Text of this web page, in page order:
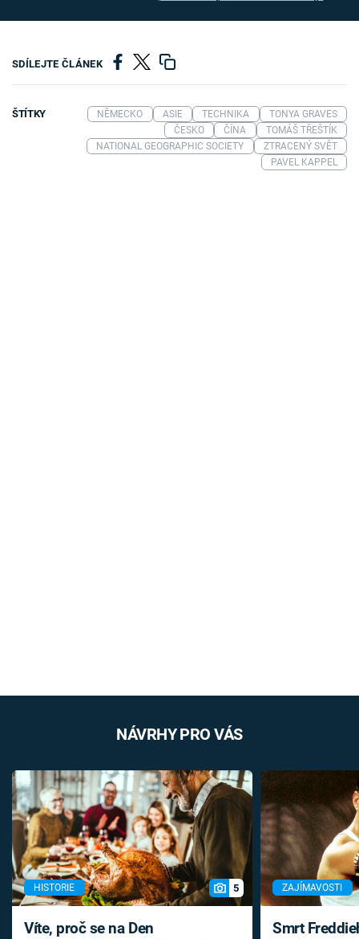
SDÍLEJTE ČLÁNEK
ŠTÍTKY NĚMECKO ASIE TECHNIKA
TONYA GRAVES
ČESKO
ČÍNA
TOMÁŠ TŘEŠTÍK
NATIONAL GEOGRAPHIC SOCIETY
ZTRACENÝ SVĚT
PAVEL KAPPEL
NÁVRHY PRO VÁS
HISTORIE 5
Víte, proč se na Den
ZAJÍMAVOSTI
Smrt